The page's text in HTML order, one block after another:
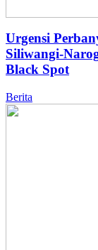
Urgensi
Siliwangi-
Black Spot
Berita